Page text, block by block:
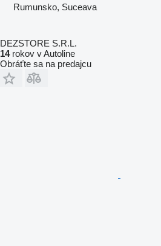
Rumunsko, Suceava
DEZSTORE S.R.L.
14rokov v Autoline
Obráťte sa na predajcu